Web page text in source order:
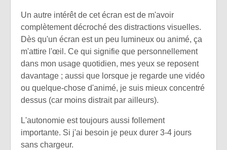
Un autre intérêt de cet écran est de m'avoir
complètement décroché des distractions visuelles.
Dès qu'un écran est un peu lumineux ou animé, ça
m'attire l'œil. Ce qui signifie que personnellement
dans mon usage quotidien, mes yeux se reposent
davantage ; aussi que lorsque je regarde une vidéo
ou quelque-chose d'animé, je suis mieux concentré
dessus (car moins distrait par ailleurs).
L'autonomie est toujours aussi follement
importante. Si j'ai besoin je peux durer 3-4 jours
sans chargeur.